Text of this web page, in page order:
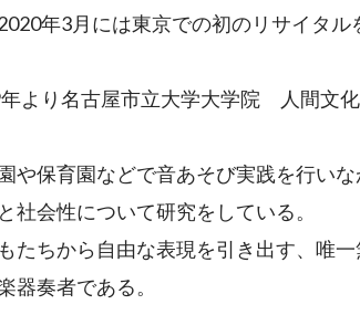
年3月には東京での初のリサイタル
より名古屋市立大学大学院 人間文
や保育園などで音あそび実践を行い
社会性について研究をしている。
たちから自由な表現を引き出す、唯
器奏者である。